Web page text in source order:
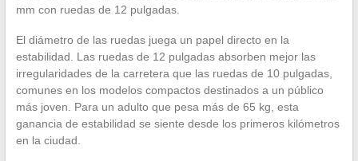
mm con ruedas de 12 pulgadas.
El diámetro de las ruedas juega un papel directo en la
estabilidad. Las ruedas de 12 pulgadas absorben mejor las
irregularidades de la carretera que las ruedas de 10 pulgadas,
comunes en los modelos compactos destinados a un público
más joven. Para un adulto que pesa más de 65 kg, esta
ganancia de estabilidad se siente desde los primeros kilómetros
en la ciudad.